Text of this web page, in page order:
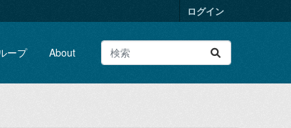
ログイン
ープ About